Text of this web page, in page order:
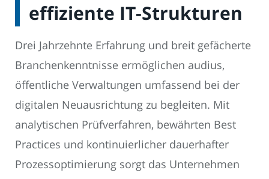
effiziente IT-Strukturen
Drei Jahrzehnte Erfahrung und breit gefächerte
Branchenkenntnisse ermöglichen audius,
öffentliche Verwaltungen umfassend bei der
digitalen Neuausrichtung zu begleiten. Mit
analytischen Prüfverfahren, bewährten Best
Practices und kontinuierlicher dauerhafter
Prozessoptimierung sorgt das Unternehmen